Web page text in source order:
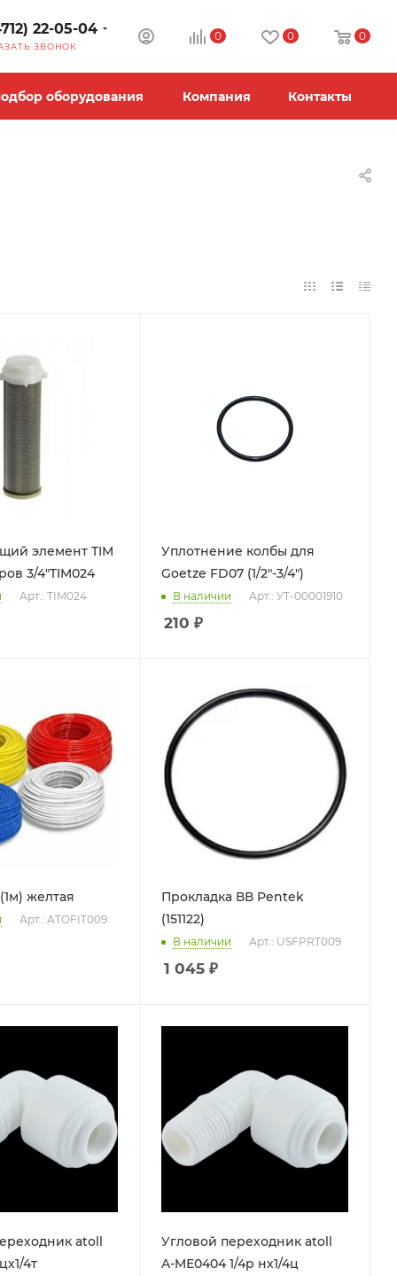
22-05-04
ЗВОНОК
0 0 0
оборудования Компания Контакты
элемент TIM
3/4"TIM024
Арт.: TIM024
Уплотнение колбы для
Goetze FD07 (1/2"-3/4")
В наличии Арт.: УТ-00001910
210 ₽
желтая
Арт.: ATOFIT009
Прокладка ВВ Pentek
(151122)
В наличии Арт.: USFPRT009
1 045 ₽
atoll
4т
Угловой переходник atoll
A-MЕ0404 1/4р нх1/4ц